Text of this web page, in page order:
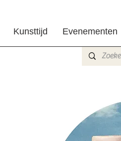
Kunsttijd Evenementen